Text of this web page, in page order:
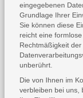
eingegebenen
Grundlage Ihrer
Sie können diese
reicht eine
Rechtmäßigkeit
unberührt.
Die von Ihnen im
verbleiben bei uns,